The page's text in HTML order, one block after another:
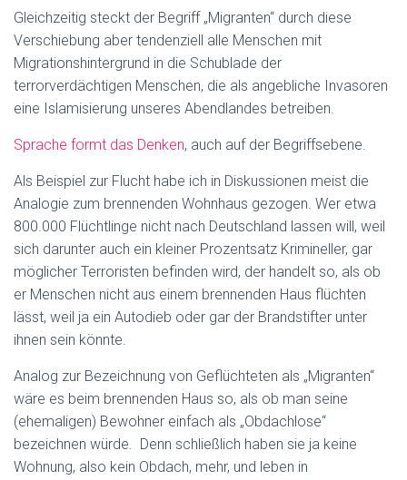
Gleichzeitig steckt der Begriff „Migranten“ durch diese
Verschiebung aber tendenziell alle Menschen mit
Migrationshintergrund in die Schublade der
terrorverdächtigen Menschen, die als angebliche Invasoren
eine Islamisierung unseres Abendlandes betreiben.
Sprache formt das Denken, auch auf der Begriffsebene.
Als Beispiel zur Flucht habe ich in Diskussionen meist die
Analogie zum brennenden Wohnhaus gezogen. Wer etwa
800.000 Flüchtlinge nicht nach Deutschland lassen will, weil
sich darunter auch ein kleiner Prozentsatz Krimineller, gar
möglicher Terroristen befinden wird, der handelt so, als ob
er Menschen nicht aus einem brennenden Haus flüchten
lässt, weil ja ein Autodieb oder gar der Brandstifter unter
ihnen sein könnte.
Analog zur Bezeichnung von Geflüchteten als „Migranten“
wäre es beim brennenden Haus so, als ob man seine
(ehemaligen) Bewohner einfach als „Obdachlose“
bezeichnen würde. Denn schließlich haben sie ja keine
Wohnung, also kein Obdach, mehr, und leben in